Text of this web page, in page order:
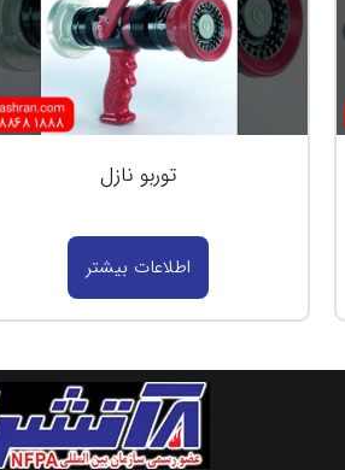
توربو نازل
اطلاعات بیشتر